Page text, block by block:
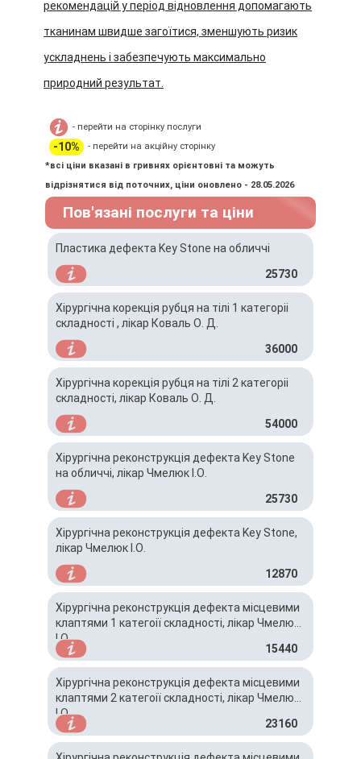
рекомендацій у період відновлення допомагають
тканинам швидше загоїтися, зменшують ризик
ускладнень і забезпечують максимально
природний результат.
- перейти на сторінку послуги
-10%
- перейти на акційну сторінку
*всі ціни вказані в гривнях орієнтовні та можуть
відрізнятися від поточних, ціни оновлено - 28.05.2026
Пов'язані послуги та ціни
Пластика дефекта Key Stone на обличчі
25730
Хірургічна корекція рубця на тілі 1 категоріі
складності , лікар Коваль О. Д.
36000
Хірургічна корекція рубця на тілі 2 категоріі
складності, лікар Коваль О. Д.
54000
Хірургічна реконструкція дефекта Key Stone
на обличчі, лікар Чмелюк І.О.
25730
Хірургічна реконструкція дефекта Key Stone,
лікар Чмелюк І.О.
12870
Хірургічна реконструкція дефекта місцевими
клаптями 1 категоії складності, лікар Чмелюк
І.О.
15440
Хірургічна реконструкція дефекта місцевими
клаптями 2 категоії складності, лікар Чмелюк
І.О.
23160